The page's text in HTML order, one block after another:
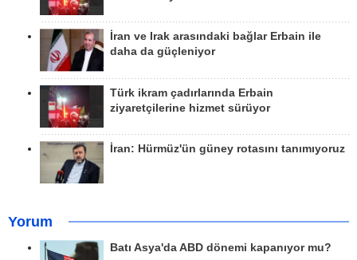
İran ve Irak arasındaki bağlar Erbain ile
daha da güçleniyor
Türk ikram çadırlarında Erbain
ziyaretçilerine hizmet sürüyor
İran: Hürmüz'ün güney rotasını tanımıyoruz
Yorum
Batı Asya'da ABD dönemi kapanıyor mu?